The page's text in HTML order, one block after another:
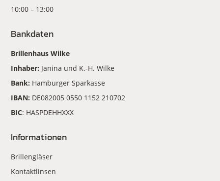
10:00 – 13:00
Bankdaten
Brillenhaus Wilke
Inhaber: Janina und K.-H. Wilke
Bank: Hamburger Sparkasse
IBAN: DE082005 0550 1152 210702
BIC: HASPDEHHXXX
Informationen
Brillengläser
Kontaktlinsen